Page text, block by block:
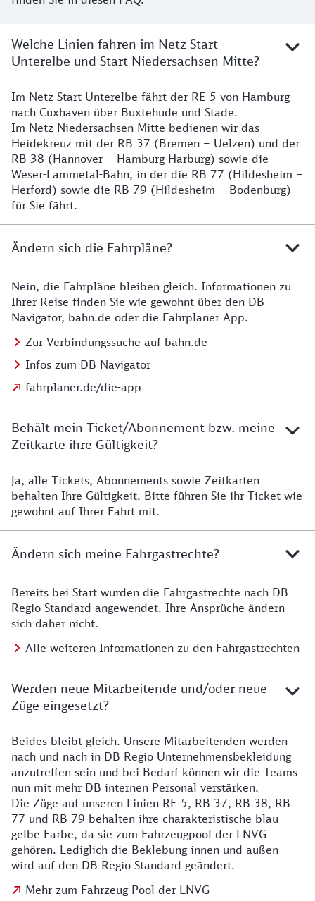
Welche Linien fahren im Netz Start
Unterelbe und Start Niedersachsen Mitte?
Details
Im Netz Start Unterelbe fährt der RE 5 von Hamburg
nach Cuxhaven über Buxtehude und Stade.
Im Netz Niedersachsen Mitte bedienen wir das
Heidekreuz mit der RB 37 (Bremen – Uelzen) und der
RB 38 (Hannover – Hamburg Harburg) sowie die
Weser-Lammetal-Bahn, in der die RB 77 (Hildesheim –
Herford) sowie die RB 79 (Hildesheim – Bodenburg)
für Sie fährt.
Ändern sich die Fahrpläne?
Details zu den Fahrplänen
Nein, die Fahrpläne bleiben gleich. Informationen zu
Ihrer Reise finden Sie wie gewohnt über den DB
Navigator, bahn.de oder die Fahrplaner App.
Zur Verbindungssuche auf bahn.de
Infos zum DB Navigator
fahrplaner.de/die-app
Behält mein Ticket/Abonnement bzw. meine
Zeitkarte ihre Gültigkeit?
Details zur Zeitkarte
Ja, alle Tickets, Abonnements sowie Zeitkarten
behalten Ihre Gültigkeit. Bitte führen Sie ihr Ticket wie
gewohnt auf Ihrer Fahrt mit.
Ändern sich meine Fahrgastrechte?
Details zu Fahrgastrechten
Bereits bei Start wurden die Fahrgastrechte nach DB
Regio Standard angewendet. Ihre Ansprüche ändern
sich daher nicht.
Alle weiteren Informationen zu den Fahrgastrechten
Werden neue Mitarbeitende und/oder neue
Züge eingesetzt?
Details zu den Mitarbeitenden
Beides bleibt gleich. Unsere Mitarbeitenden werden
nach und nach in DB Regio Unternehmensbekleidung
anzutreffen sein und bei Bedarf können wir die Teams
nun mit mehr DB internen Personal verstärken.
Die Züge auf unseren Linien RE 5, RB 37, RB 38, RB
77 und RB 79 behalten ihre charakteristische blau-
gelbe Farbe, da sie zum Fahrzeugpool der LNVG
gehören. Lediglich die Beklebung innen und außen
wird auf den DB Regio Standard geändert.
Mehr zum Fahrzeug-Pool der LNVG